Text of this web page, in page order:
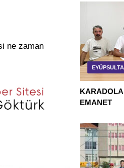
EMANET